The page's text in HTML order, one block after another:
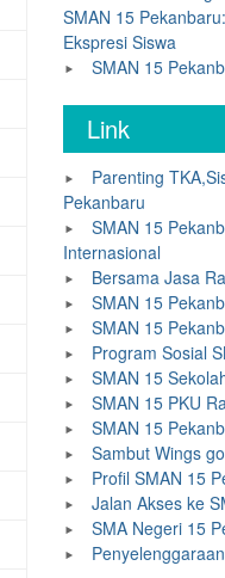
SMAN 15
Ekspresi Siswa
SMAN 15
Link
Parenting
Pekanbaru
SMAN 15
Internasional
Bersama Jasa
SMAN 15
SMAN 15
Program Sosial
SMAN 15
SMAN 15 PKU
SMAN 15
Sambut Wings
Profil SMAN 15
Jalan Akses ke
SMA Negeri 15